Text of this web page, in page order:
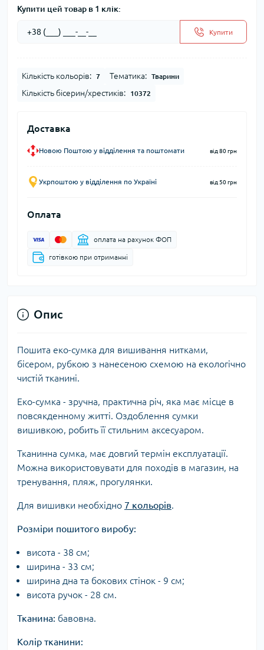
Купити цей товар в 1 клік:
Купити
Кількість кольорів: 7 Тематика: Тварини
Кількість бісерин/хрестиків: 10372
Доставка
Новою Поштою у відділення та поштомати від 80 грн
Укрпоштою у відділення по Україні від 50 грн
Оплата
оплата на рахунок ФОП
готівкою при отриманні
Опис
Пошита еко-сумка для вишивання нитками,
бісером, рубкою з нанесеною схемою на екологічно
чистій тканині.
Еко-сумка - зручна, практична річ, яка має місце в
повсякденному житті. Оздоблення сумки
вишивкою, робить її стильним аксесуаром.
Тканинна сумка, має довгий термін експлуатації.
Можна використовувати для походів в магазин, на
тренування, пляж, прогулянки.
Для вишивки необхідно 7 кольорів.
Розміри пошитого виробу:
висота - 38 см;
ширина - 33 см;
ширина дна та бокових стінок - 9 см;
висота ручок - 28 см.
Тканина: бавовна.
Колір тканини: